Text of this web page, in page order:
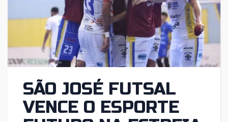
SÃO JOSÉ FUTSAL
VENCE O ESPORTE